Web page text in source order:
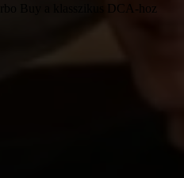
Buy a klasszikus DCA-hoz